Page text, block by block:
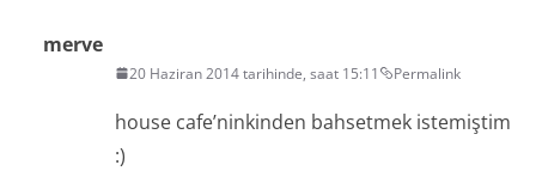
merve
20 Haziran 2014 tarihinde, saat 15:11 Permalink
house cafe’ninkinden bahsetmek istemiştim
:)